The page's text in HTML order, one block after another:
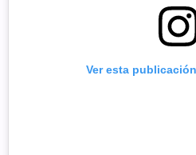
Ver esta